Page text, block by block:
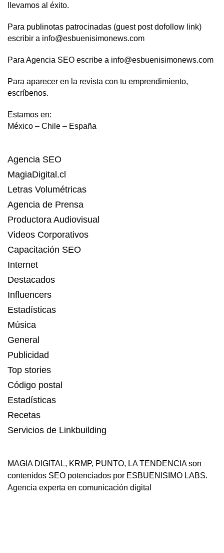
llevamos al éxito.
Para publinotas patrocinadas (guest post dofollow link)
escribir a info@esbuenisimonews.com
Para Agencia SEO escribe a info@esbuenisimonews.com
Para aparecer en la revista con tu emprendimiento,
escríbenos.
Estamos en:
México – Chile – España
Agencia SEO
MagiaDigital.cl
Letras Volumétricas
Agencia de Prensa
Productora Audiovisual
Videos Corporativos
Capacitación SEO
Internet
Destacados
Influencers
Estadísticas
Música
General
Publicidad
Top stories
Código postal
Estadísticas
Recetas
Servicios de Linkbuilding
MAGIA DIGITAL, KRMP, PUNTO, LA TENDENCIAson
contenidos SEO potenciados por ESBUENISIMO LABS.
Agencia experta en comunicación digital